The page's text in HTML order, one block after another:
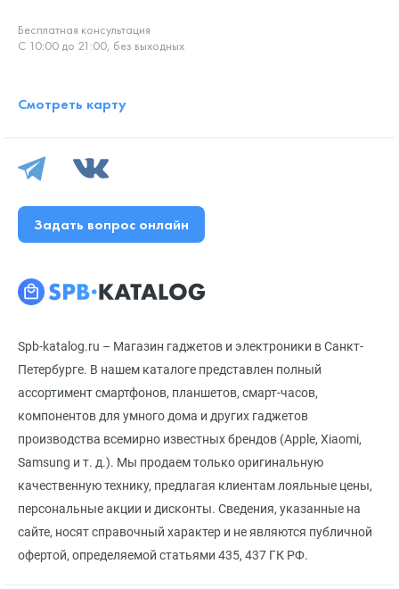
Spb-katalog.ru – Магазин гаджетов и электроники в Санкт-
Петербурге. В нашем каталоге представлен полный
ассортимент смартфонов, планшетов, смарт-часов,
компонентов для умного дома и других гаджетов
производства всемирно известных брендов (Apple, Xiaomi,
Samsung и т. д.). Мы продаем только оригинальную
качественную технику, предлагая клиентам лояльные цены,
персональные акции и дисконты. Сведения, указанные на
сайте, носят справочный характер и не являются публичной
офертой, определяемой статьями 435, 437 ГК РФ.
Бесплатная консультация
С 10:00 до 21:00, без выходных
Смотреть карту
Задать вопрос онлайн